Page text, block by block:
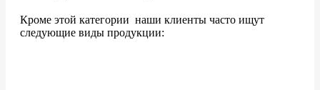
Кроме этой категории наши клиенты часто ищут
следующие виды продукции: